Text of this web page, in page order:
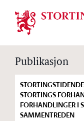
Publikasjon
STORTINGS
FORHANDLINGER I
SAMMENTREDEN